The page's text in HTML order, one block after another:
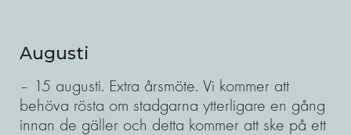
Augusti
– 15 augusti. Extra årsmöte. Vi kommer att
behöva rösta om stadgarna ytterligare en gång
innan de gäller och detta kommer att ske på ett